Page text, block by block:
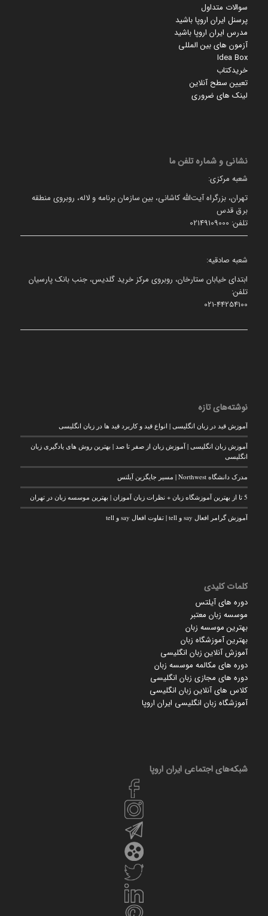
سوالات متداول
پرسنل ایران اروپا باشید
مدرس ایران اروپا باشید
آزمون های بین المللی
Idea Box
خریدکتاب
تعیین سطح آنلاین
لینک های ضروری
نشانی و شماره تلفن ما
شعبه مرکزی:
تهران، بزرگراه آیت‌الله کاشانی، بین سازمان برنامه و لاله، روبروی منطقه
برق قدس
تلفن: 02149109000
شعبه صادقیه:
ابتدای خیابان ستارخان، روبروی مرکز خرید گلدیس، جنب بانک پارسیان
تلفن:
021-44254100
نوشته‌های تازه
آموزش قید در زبان انگلیسی | انواع قید و کاربرد قید ها در زبان انگلیسی
آموزش زبان انگلیسی | آموزش زبان از صفر تا صد | بهترین روش های یادگیری زبان
انگلیسی
مدرک دانشگاه Northwest | مسیر جایگزین آیلتس
5 تا از بهترین آموزشگاه زبان + نظرات زبان آموزان | بهترین موسسه زبان در تهران
آموزش گرامر افعال say و tell | تفاوت افعال say و tell
کلمات کلیدی
دوره های آیلتس
موسسه زبان معتبر
بهترین موسسه زبان
بهترین آموزشگاه زبان
آموزش آنلاین زبان انگلیسی
دوره های مکالمه موسسه زبان
دوره های مجازی زبان انگلیسی
کلاس های آنلاین زبان انگلیسی
آموزشگاه زبان انگلیسی ایران اروپا
شبکه‌های اجتماعی ایران‌ اروپا